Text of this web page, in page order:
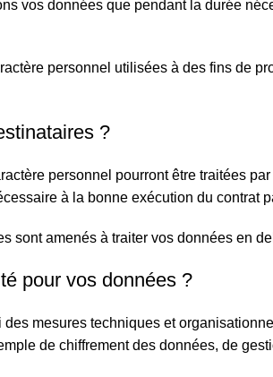
vos données que pendant la durée
personnel utilisées à des fins de
?
personnel pourront être traitées
à la bonne exécution du contrat
sont amenés à traiter vos données en
pour vos données ?
mesures techniques et
de chiffrement des données, de